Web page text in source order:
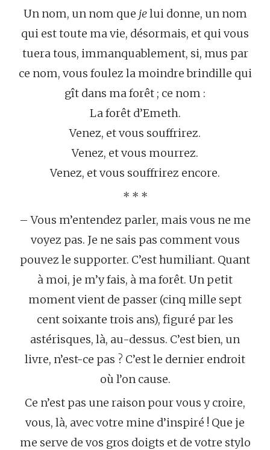
Un nom, un nom que jelui donne, un nom
qui est toute ma vie, désormais, et qui vous
tuera tous, immanquablement, si, mus par
ce nom, vous foulez la moindre brindille qui
gît dans ma forêt ; ce nom :
La forêt d’Emeth.
Venez, et vous souffrirez.
Venez, et vous mourrez.
Venez, et vous souffrirez encore.
* * *
– Vous m’entendez parler, mais vous ne me
voyez pas. Je ne sais pas comment vous
pouvez le supporter. C’est humiliant. Quant
à moi, je m’y fais, à ma forêt. Un petit
moment vient de passer (cinq mille sept
cent soixante trois ans), figuré par les
astérisques, là, au-dessus. C’est bien, un
livre, n’est-ce pas ? C’est le dernier endroit
où l’on cause.
Ce n’est pas une raison pour vous y croire,
vous, là, avec votre mine d’inspiré ! Que je
me serve de vos gros doigts et de votre stylo